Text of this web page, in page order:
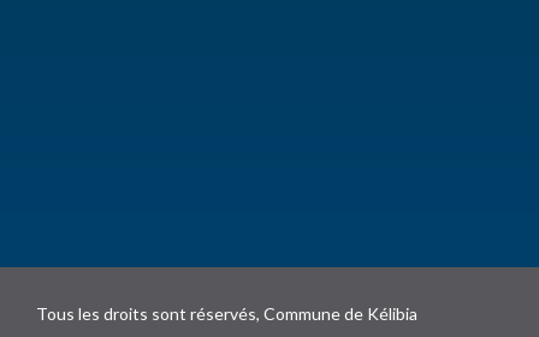
Tous les droits sont réservés, Commune de Kélibia